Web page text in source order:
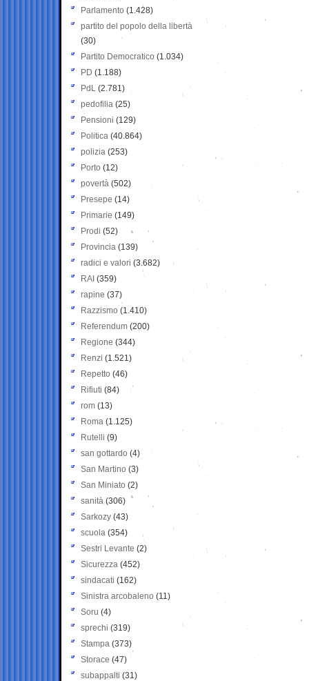
Parlamento (1.428)
partito del popolo della libertà
(30)
Partito Democratico (1.034)
PD (1.188)
PdL (2.781)
pedofilia (25)
Pensioni (129)
Politica (40.864)
polizia (253)
Porto (12)
povertà (502)
Presepe (14)
Primarie (149)
Prodi (52)
Provincia (139)
radici e valori (3.682)
RAI (359)
rapine (37)
Razzismo (1.410)
Referendum (200)
Regione (344)
Renzi (1.521)
Repetto (46)
Rifiuti (84)
rom (13)
Roma (1.125)
Rutelli (9)
san gottardo (4)
San Martino (3)
San Miniato (2)
sanità (306)
Sarkozy (43)
scuola (354)
Sestri Levante (2)
Sicurezza (452)
sindacati (162)
Sinistra arcobaleno (11)
Soru (4)
sprechi (319)
Stampa (373)
Storace (47)
subappalti (31)